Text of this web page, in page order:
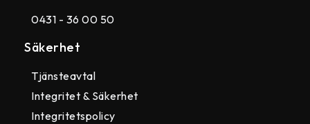
0431 - 36 00 50
Säkerhet
Tjänsteavtal
Integritet & Säkerhet
Integritetspolicy